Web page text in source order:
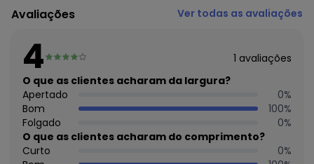
Fornecedor: EVERFIT LTDA / CNPJ 58.301.934/0001-43
Feito: Brasil
/ Não alvejar / Não secar em tambor / Secagem em varal
a sombra / Passar a temperatura mínima /
Não lavar a seco
Tecido: MALHA JACGUARD POLIAMIDA
Composição: 83% POLIAMIDA - 17% ELASTANO -
Histórico de preços
O preço apresentado abaixo é o menor oferecido em
Avaliações Ver todas as avaliações
4 1 avaliações
O que as clientes acharam da largura?
Apertado
0%
Bom
100%
Folgado
0%
O que as clientes acharam do comprimento?
Curto
0%